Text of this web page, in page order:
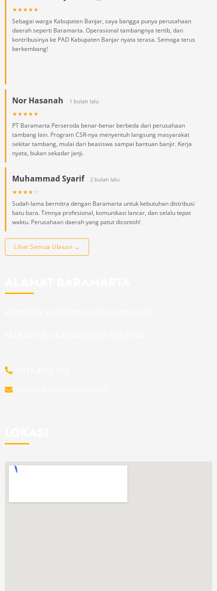
★★★★★
Sebagai warga Kabupaten Banjar, saya bangga punya perusahaan
daerah seperti Baramarta. Operasional tambangnya tertib, dan
kontribusinya ke PAD Kabupaten Banjar nyata terasa. Semoga terus
berkembang!
Nor Hasanah 1 bulan lalu
★★★★★
PT Baramarta Perseroda benar-benar berbeda dari perusahaan
tambang lain. Program CSR-nya menyentuh langsung masyarakat
sekitar tambang, mulai dari beasiswa sampai bantuan banjir. Kerja
nyata, bukan sekadar janji.
Muhammad Syarif 2 bulan lalu
★★★★☆
Sudah lama bermitra dengan Baramarta untuk kebutuhan distribusi
batu bara. Timnya profesional, komunikasi lancar, dan selalu tepat
waktu. Perusahaan daerah yang patut dicontoh!
Lihat Semua Ulasan →